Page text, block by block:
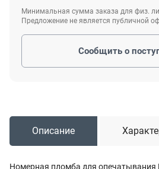
Минимальная сумма заказа для физ.
Предложение не является публичной
Сообщить о
Описание
Номерная пломба для опечатывания